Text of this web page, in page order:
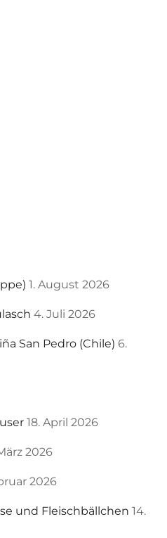
1. August 2026
4. Juli 2026
San Pedro (Chile) 6.
18. April 2026
2026
2026
und Fleischbällchen 14.